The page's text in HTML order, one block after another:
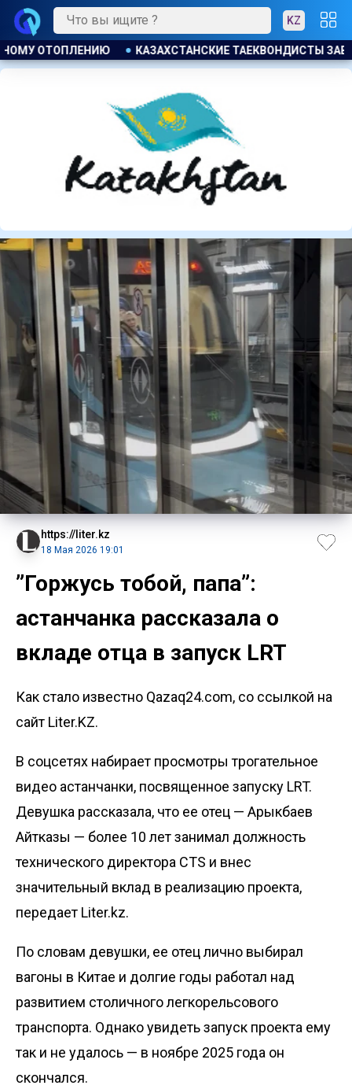
KZ
ЗАВОЕВАЛИ ЧЕТЫРЕ МЕДАЛИ НА ТУРНИРЕ В ИНДОНЕЗИИ
https://liter.kz
18 Мая 2026 19:01
”Горжусь тобой, папа”:
астанчанка рассказала о
вкладе отца в запуск LRT
Как стало известно Qazaq24.com, со ссылкой на
сайт Liter.KZ.
В соцсетях набирает просмотры трогательное
видео астанчанки, посвященное запуску LRT.
Девушка рассказала, что ее отец — Арыкбаев
Айтказы — более 10 летзанимал должность
технического директора CTS и внес
значительный вклад в реализацию проекта,
передает Liter.kz.
По словам девушки, ее отец лично выбирал
вагоны в Китае и долгие годы работал над
развитием столичного легкорельсового
транспорта. Однако увидеть запуск проекта ему
так и не удалось — в ноябре 2025 года он
скончался.